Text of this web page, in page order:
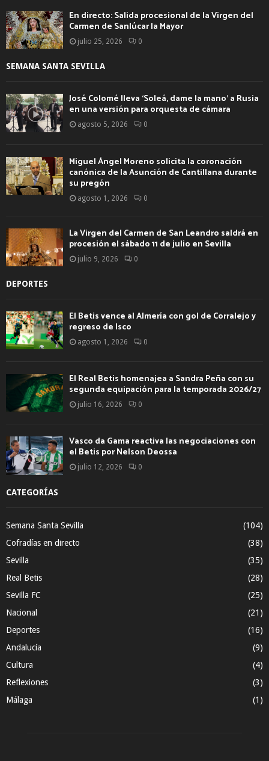
En directo: Salida procesional de la Virgen del
Carmen de Sanlúcar la Mayor
julio 25, 2026 0
SEMANA SANTA SEVILLA
José Colomé lleva ‘Soleá, dame la mano’ a Rusia
en una versión para orquesta de cámara
agosto 5, 2026 0
Miguel Ángel Moreno solicita la coronación
canónica de la Asunción de Cantillana durante
su pregón
agosto 1, 2026 0
La Virgen del Carmen de San Leandro saldrá en
procesión el sábado 11 de julio en Sevilla
julio 9, 2026 0
DEPORTES
El Betis vence al Almería con gol de Corralejo y
regreso de Isco
agosto 1, 2026 0
El Real Betis homenajea a Sandra Peña con su
segunda equipación para la temporada 2026/27
julio 16, 2026 0
Vasco da Gama reactiva las negociaciones con
el Betis por Nelson Deossa
julio 12, 2026 0
CATEGORÍAS
Semana Santa Sevilla
(104)
Cofradías en directo
(38)
Sevilla
(35)
Real Betis
(28)
Sevilla FC
(25)
Nacional
(21)
Deportes
(16)
Andalucía
(9)
Cultura
(4)
Reflexiones
(3)
Málaga
(1)